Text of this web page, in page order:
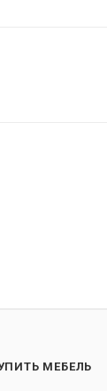
МЕБЕЛЬ